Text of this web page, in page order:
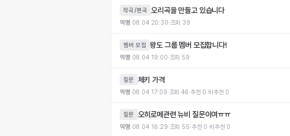
작곡/편곡 오리곡을 만들고 있습니다
익명·08.04 20:30·조회 39
멤버 모집 왕도 그룹 멤버 모집합니다!
익명·08.04 19:00·조회 59
질문 체키 가격
익명·08.04 17:09·조회46·추천 0·비추천 0
질문 오히로메관련 뉴비 질문이여ㅠㅠ
익명·08.04 16:29·조회 55·추천 0·비추천 0